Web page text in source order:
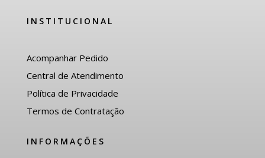
INSTITUCIONAL
Acompanhar Pedido
Central de Atendimento
Política de Privacidade
Termos de Contratação
INFORMAÇÕES